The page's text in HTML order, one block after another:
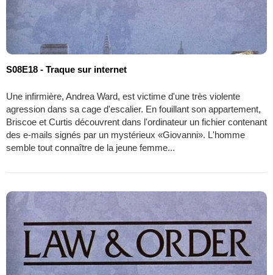
S08E18 - Traque sur internet
Une infirmière, Andrea Ward, est victime d'une très violente
agression dans sa cage d'escalier. En fouillant son appartement,
Briscoe et Curtis découvrent dans l'ordinateur un fichier contenant
des e-mails signés par un mystérieux «Giovanni». L'homme
semble tout connaître de la jeune femme...